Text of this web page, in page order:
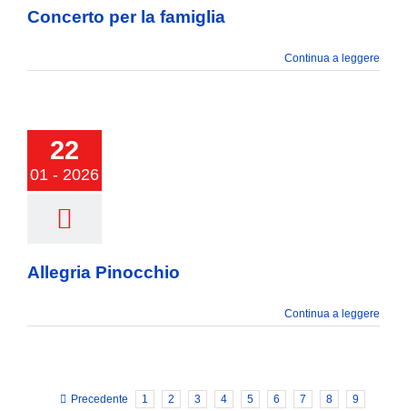
Concerto per la famiglia
Continua a leggere
22
01 - 2026
Pinocchio
Allegria Pinocchio
Continua a leggere
Precedente 1 2 3 4 5 6 7 8
9